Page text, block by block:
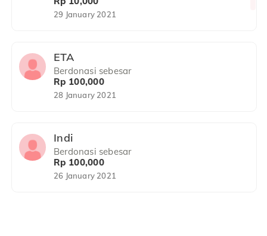
Publish : Senin, 30 November -0001
29 January 2021
ETA
Berdonasi sebesar
Rp 100,000
28 January 2021
Indi
Berdonasi sebesar
Rp 100,000
26 January 2021